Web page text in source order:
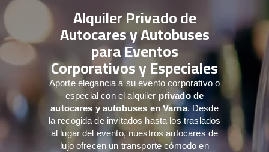
Alquiler Privado de
Autocares y Autobuses
para Eventos
Corporativos y Especiales
Aporte elegancia a su evento corporativo o
especial con el alquiler privado de
autocares y autobuses en Varna. Desde
la recogida de invitados hasta los traslados
al lugar del evento, nuestros autocares de
lujo ofrecen un transporte cómodo en